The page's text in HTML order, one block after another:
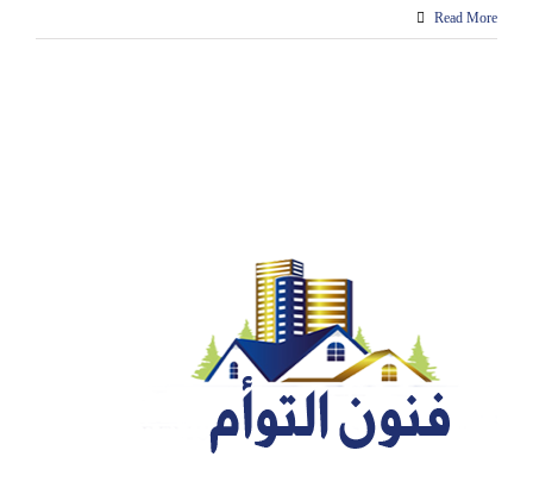
Read More